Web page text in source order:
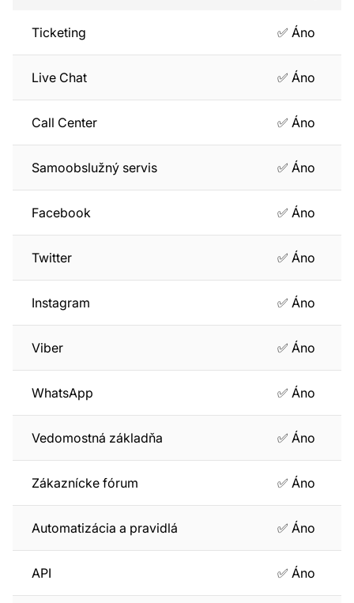
Ticketing ✅ Áno
Live Chat ✅ Áno
Call Center ✅ Áno
Samoobslužný servis ✅ Áno
Facebook ✅ Áno
Twitter ✅ Áno
Instagram ✅ Áno
Viber ✅ Áno
WhatsApp ✅ Áno
Vedomostná základňa ✅ Áno
Zákaznícke fórum ✅ Áno
Automatizácia a pravidlá ✅ Áno
API ✅ Áno